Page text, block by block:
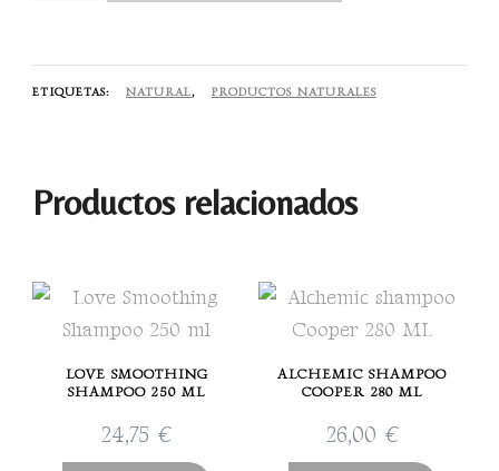
ETIQUETAS: NATURAL, PRODUCTOS NATURALES
Productos relacionados
LOVE SMOOTHING
SHAMPOO 250 ML
24,75 €
ALCHEMIC SHAMPOO
COOPER 280 ML
26,00 €